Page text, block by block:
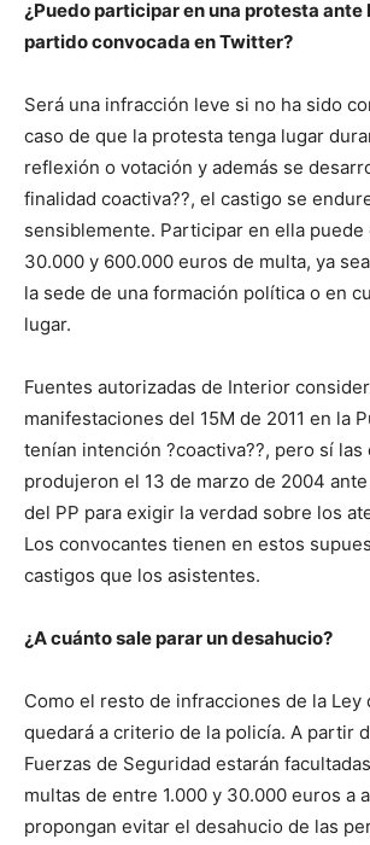
¿Puedo participar en una protesta ante
partido convocada en Twitter?
Será una infracción leve si no ha sido
caso de que la protesta tenga lugar
reflexión o votación y además se
finalidad coactiva??, el castigo se
sensiblemente. Participar en ella puede
30.000 y 600.000 euros de multa, ya
la sede de una formación política o en
lugar.
Fuentes autorizadas de Interior
manifestaciones del 15M de 2011 en la
tenían intención ?coactiva??, pero sí las
produjeron el 13 de marzo de 2004
del PP para exigir la verdad sobre los
Los convocantes tienen en estos
castigos que los asistentes.
¿A cuánto sale parar un desahucio?
Como el resto de infracciones de la Ley
quedará a criterio de la policía. A partir
Fuerzas de Seguridad estarán
multas de entre 1.000 y 30.000 euros a
propongan evitar el desahucio de las